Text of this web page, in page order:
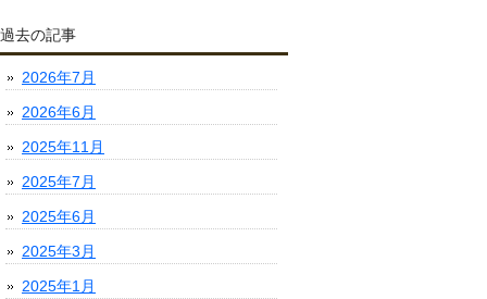
過去の記事
2026年7月
2026年6月
2025年11月
2025年7月
2025年6月
2025年3月
2025年1月